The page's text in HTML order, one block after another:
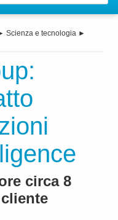
Scienza e tecnologia ►
circa 8